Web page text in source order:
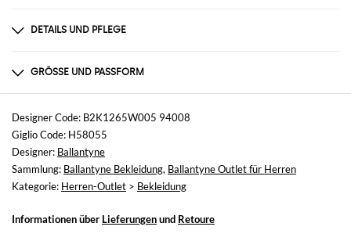
DETAILS UND PFLEGE
Wool | 49% WOOL 31% POLYAMIDE 17% ALPACA 3% E
GRÖSSE UND PASSFORM
Größen
nicht verfügbar
Größe und Passform
Normale Passform
Designer Code: B2K1265W005 94008
Giglio Code: H58055
Designer: Ballantyne
Sammlung: Ballantyne Bekleidung, Ballantyne Outlet für Herren
Kategorie: Herren-Outlet > Bekleidung
Informationen über Lieferungenund Retoure